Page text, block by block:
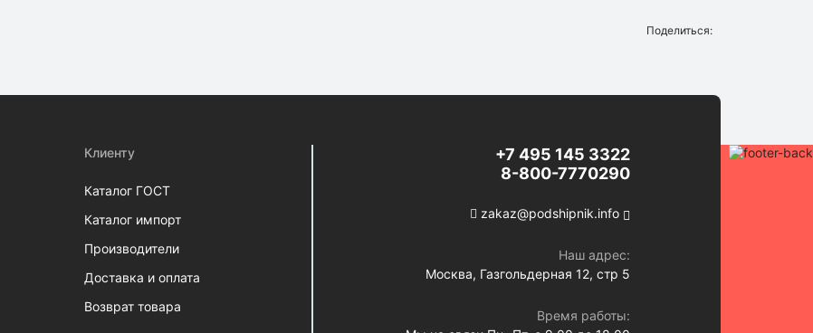
Поделиться:
Клиенту
Каталог ГОСТ
Каталог импорт
Производители
Доставка и оплата
Возврат товара
+7 495 145 3322
8-800-7770290
zakaz@podshipnik.info
Наш адрес:
Москва, Газгольдерная 12, стр 5
Время работы: